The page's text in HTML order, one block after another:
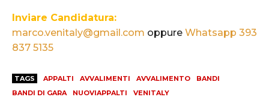
Inviare Candidatura:
marco.venitaly@gmail.com oppure Whatsapp 393
837 5135
TAGS APPALTI AVVALIMENTI AVVALIMENTO
BANDI
BANDI DI GARA
NUOVIAPPALTI VENITALY